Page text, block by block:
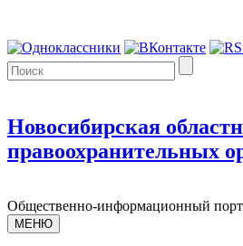
Новосибирская
правоохранительных
Общественно-информационный
МЕНЮ